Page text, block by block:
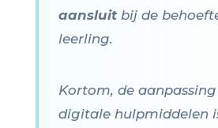
aansluitbij de
leerling.
Kortom, de
digitale hulpmiddelen